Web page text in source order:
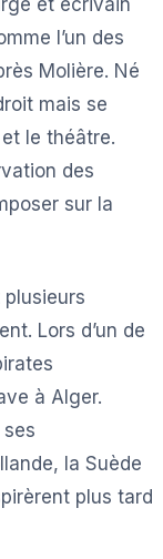
l’un des
Molière. Né
mais se
le théâtre.
des
sur la
Lors d’un de
à Alger.
la Suède
plus tard